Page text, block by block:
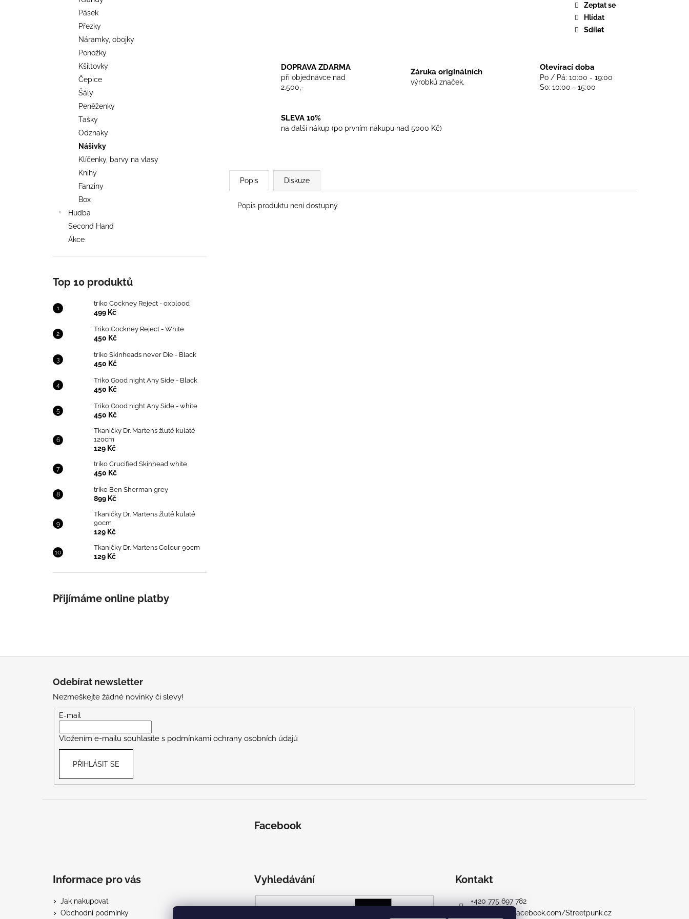
Pásek
Přezky
Náramky, obojky
Ponožky
Kšiltovky
Čepice
Šály
Peněženky
Tašky
Odznaky
Nášivky
Klíčenky, barvy na vlasy
Knihy
Fanziny
Box
Hudba
Second Hand
Akce
Top 10 produktů
triko Cockney Reject - oxblood
499 Kč
Triko Cockney Reject - White
450 Kč
triko Skinheads never Die - Black
450 Kč
Triko Good night Any Side - Black
450 Kč
Triko Good night Any Side - white
450 Kč
Tkaničky Dr. Martens žluté kulaté
120cm
129 Kč
triko Crucified Skinhead white
450 Kč
triko Ben Sherman grey
899 Kč
Tkaničky Dr. Martens žluté kulaté
90cm
129 Kč
Tkaničky Dr. Martens Colour 90cm
129 Kč
Přijímáme online platby
Zeptat se
Hlídat
Sdílet
DOPRAVA ZDARMA
při objednávce nad
2.500,-
Záruka originálních
výrobků značek.
Otevírací doba
Po / Pá: 10:00 - 19:00
So: 10:00 - 15:00
SLEVA 10%
na další nákup (po prvním nákupu nad 5000 Kč)
Popis Diskuze
Popis produktu není dostupný
TRIKO COCKNEY REJECT - OXBLOOD
499 Kč
Odebírat newsletter
Nezmeškejte žádné novinky či slevy!
E-mail
Vložením e-mailu souhlasíte s podmínkami ochrany osobních údajů
PŘIHLÁSIT SE
Facebook
Informace pro vás
Jak nakupovat
Obchodní podmínky
Vyhledávání Kontakt
+420 775 697 782
https://www.facebook.com/Streetpunk.cz